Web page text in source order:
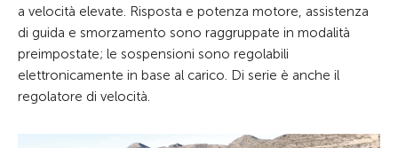
a velocità elevate. Risposta e potenza motore, assistenza
di guida e smorzamento sono raggruppate in modalità
preimpostate; le sospensioni sono regolabili
elettronicamente in base al carico. Di serie è anche il
regolatore di velocità.